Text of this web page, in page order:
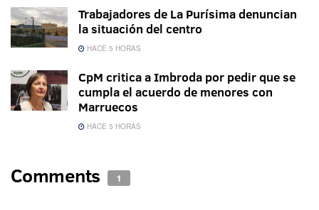
Trabajadores de La Purísima denuncian
la situación del centro
HACE 5 HORAS
CpM critica a Imbroda por pedir que se
cumpla el acuerdo de menores con
Marruecos
HACE 5 HORAS
Comments 1